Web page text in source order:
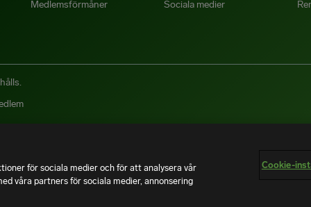
Medlemsförmåner
Sociala medier
för sociala medier och för att analysera vår
våra partners för sociala medier, annonsering
Cookie-